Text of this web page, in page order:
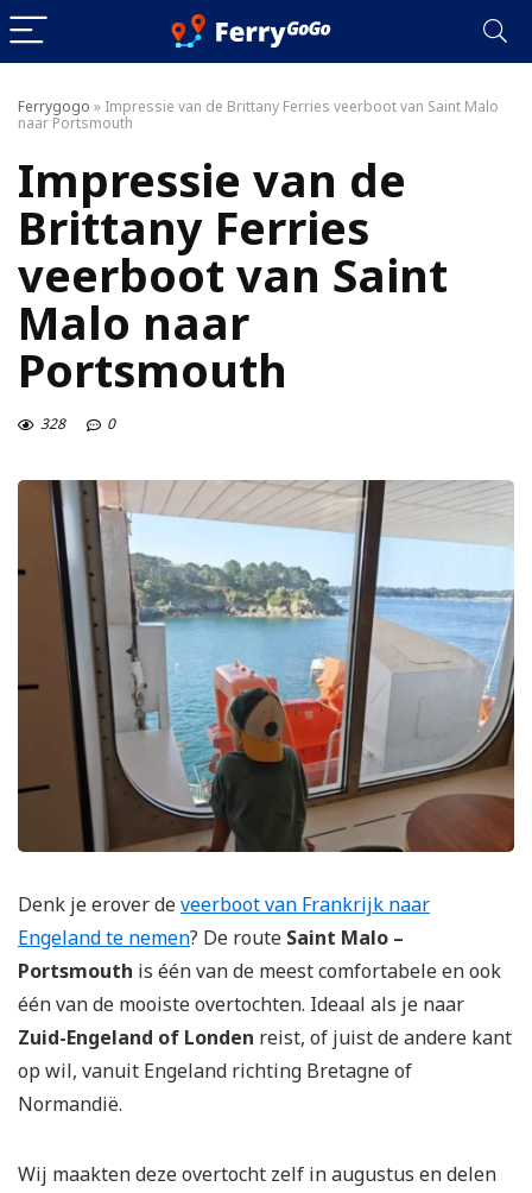
Ferrygogo » Impressie van de Brittany Ferries veerboot van Saint Malo
naar Portsmouth
Impressie van de
Brittany Ferries
veerboot van Saint
Malo naar
Portsmouth
328 0
Denk je erover deveerboot van Frankrijk naar
Engeland te nemen? De route Saint Malo –
Portsmouth is één van de meest comfortabele en ook
één van de mooiste overtochten. Ideaal als je naar
Zuid-Engeland of Londen reist, of juist de andere kant
op wil, vanuit Engeland richting Bretagne of
Normandië.
Wij maakten deze overtocht zelf in augustus en delen